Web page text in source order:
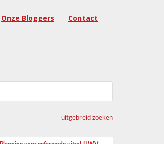
Onze Bloggers Contact
uitgebreid zoeken